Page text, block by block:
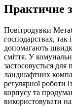
Практичне
Повітродувки
господарствах, так
допомагають
сміття. У
застосовується
ландшафтних
регулярної роботи
корпусу та
використовувати